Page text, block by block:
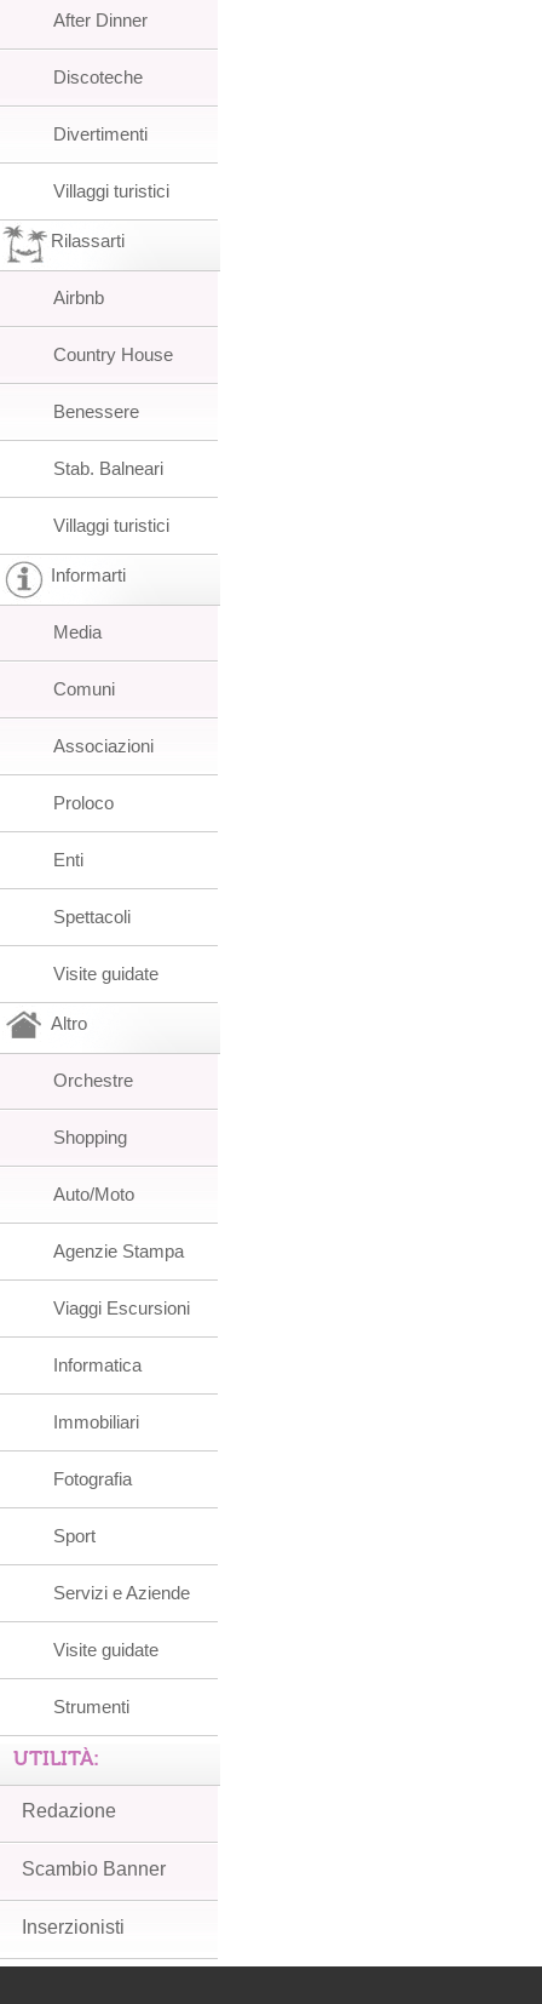
After Dinner
Discoteche
Divertimenti
Villaggi turistici
Rilassarti
Airbnb
Country House
Benessere
Stab. Balneari
Villaggi turistici
Informarti
Media
Comuni
Associazioni
Proloco
Enti
Spettacoli
Visite guidate
Altro
Orchestre
Shopping
Auto/Moto
Agenzie Stampa
Viaggi Escursioni
Informatica
Immobiliari
Fotografia
Sport
Servizi e Aziende
Visite guidate
Strumenti
UTILITÀ:
Redazione
Scambio Banner
Inserzionisti